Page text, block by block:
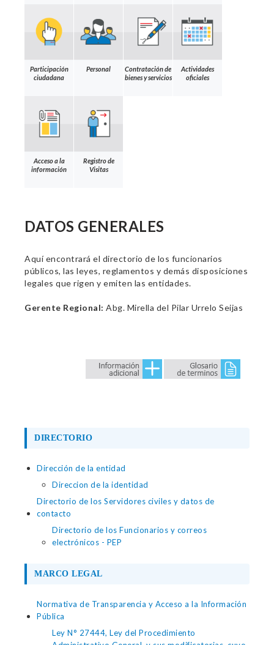
Participación
ciudadana
Personal
Contratación de
bienes y servicios
Actividades
oficiales
Acceso a la
información
Registro de
Visitas
DATOS GENERALES
Aquí encontrará el directorio de los funcionarios
públicos, las leyes, reglamentos y demás disposiciones
legales que rigen y emiten las entidades.
Gerente Regional: Abg. Mirella del Pilar Urrelo Seijas
DIRECTORIO
Dirección de la entidad
Direccion de la identidad
Directorio de los Servidores civiles y datos de
contacto
Directorio de los Funcionarios y correos
electrónicos - PEP
MARCO LEGAL
Normativa de Transparencia y Acceso a la Información
Pública
Ley N° 27444, Ley del Procedimiento